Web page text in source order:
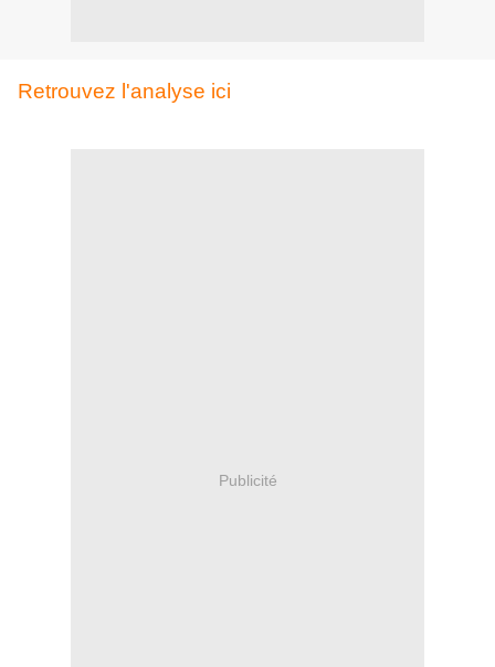
Retrouvez l'analyse ici
Publicité